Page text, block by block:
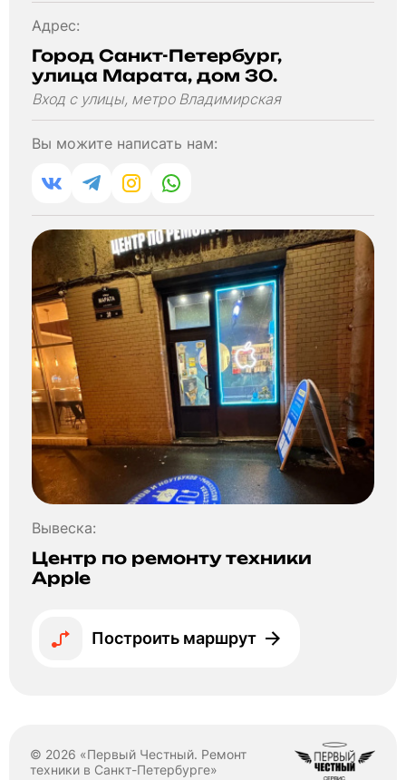
Адрес:
Город Санкт-Петербург,
улица Марата, дом 30.
Вход с улицы, метро Владимирская
Вы можите написать нам:
Вывеска:
Центр по ремонту техники
Apple
Построить маршрут
© 2026 «Первый Честный. Ремонт
техники в Санкт-Петербурге»